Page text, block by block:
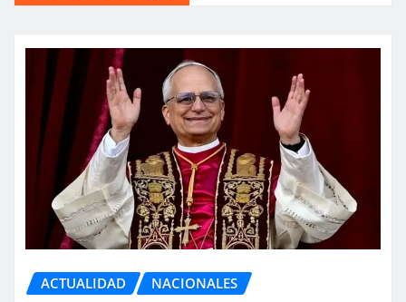
ACTUALIDAD NACIONALES